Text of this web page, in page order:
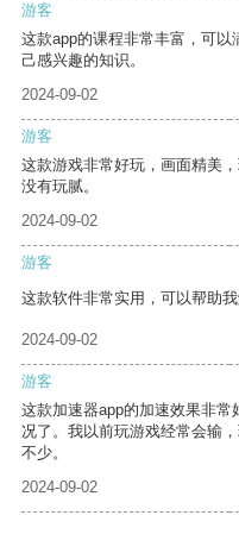
游客
这款app的课程非常丰富，可以
己感兴趣的知识。
2024-09-02
游客
这款游戏非常好玩，画面精美
没有玩腻。
2024-09-02
游客
这款软件非常实用，可以帮助我
2024-09-02
游客
这款加速器app的加速效果非
况了。我以前玩游戏经常会输
不少。
2024-09-02